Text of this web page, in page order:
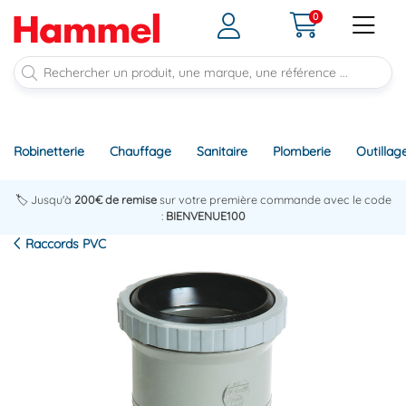
0
Robinetterie Chauffage Sanitaire Plomberie
🏷️ Jusqu'à 200€ de remisesur votre première commande avec le code
: BIENVENUE100
Raccords PVC